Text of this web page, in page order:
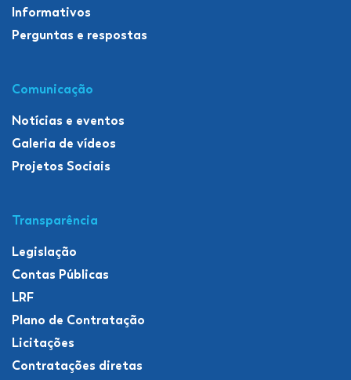
Informativos
Perguntas e respostas
Comunicação
Notícias e eventos
Galeria de vídeos
Projetos Sociais
Transparência
Legislação
Contas Públicas
LRF
Plano de Contratação
Licitações
Contratações diretas